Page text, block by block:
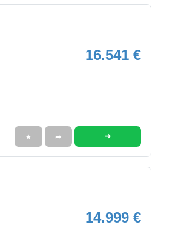
16.541 €
★ ➦ ➜
14.999 €